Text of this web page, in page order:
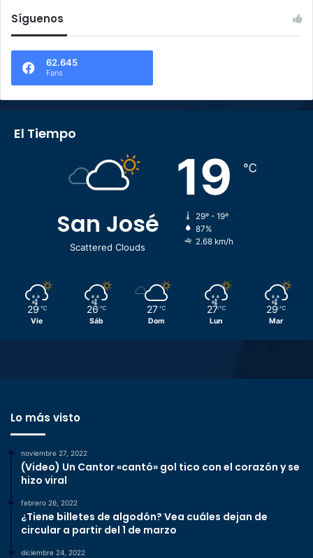
Síguenos
62.645
Fans
El Tiempo
San José
Scattered Clouds
19 ℃
29º - 19º
87%
2.68 km/h
29 ℃
Vie
26 ℃
Sáb
27 ℃
Dom
27 ℃
Lun
29 ℃
Mar
Lo más visto
noviembre 27, 2022
(Video) Un Cantor «cantó» gol tico con el corazón y se
hizo viral
febrero 26, 2022
¿Tiene billetes de algodón? Vea cuáles dejan de
circular a partir del 1 de marzo
diciembre 24, 2022